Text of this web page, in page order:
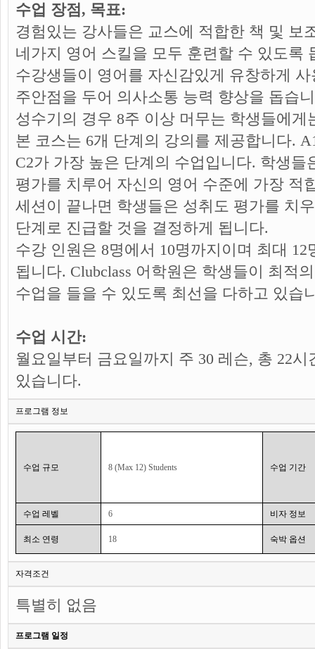
수업 장점, 목표:
경험있는 강사들은 교스에 적합한 책 및 보
네가지 영어 스킬을 모두 훈련할 수 있도록
수강생들이 영어를 자신감있게 유창하게
주안점을 두어 의사소통 능력 향상을 돕습
성수기의 경우 8주 이상 머무는 학생들에
본 코스는 6개 단계의 강의를 제공합니다.
C2가 가장 높은 단계의 수업입니다. 학생들
평가를 치루어 자신의 영어 수준에 가장 적
세션이 끝나면 학생들은 성취도 평가를 치
단계로 진급할 것을 결정하게 됩니다.
수강 인원은 8명에서 10명까지이며 최대
됩니다. Clubclass 어학원은 학생들이 최적
수업을 들을 수 있도록 최선을 다하고 있습
수업 시간:
월요일부터 금요일까지 주 30 레슨, 총 22
있습니다.
프로그램 정보
수업 규모 8 (Max 12) Students 수업 기간
수업 레벨 6 비자 정보
최소 연령 18 숙박 옵션
자격조건
특별히 없음
프로그램 일정